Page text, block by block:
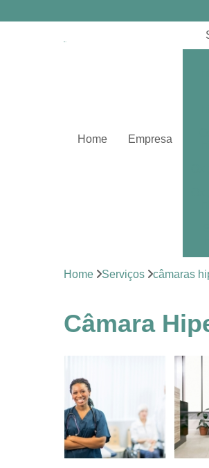
Home Empresa
Home Serviços câmaras
Câmara